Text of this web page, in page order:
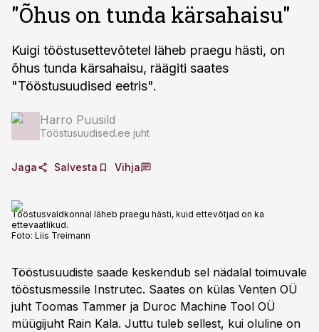
"Õhus on tunda kärsahaisu"
Kuigi tööstusettevõtetel läheb praegu hästi, on
õhus tunda kärsahaisu, räägiti saates
"Tööstusuudised eetris".
Harro Puusild
Tööstusuudised.ee juht
Jaga Salvesta Vihja
Tööstusvaldkonnal läheb praegu hästi, kuid ettevõtjad on ka
ettevaatlikud.
Foto: Liis Treimann
Tööstusuudiste saade keskendub sel nädalal toimuvale
tööstusmessile Instrutec. Saates on külas Venten OÜ
juht Toomas Tammer ja Duroc Machine Tool OÜ
müügijuht Rain Kala. Juttu tuleb sellest, kui oluline on